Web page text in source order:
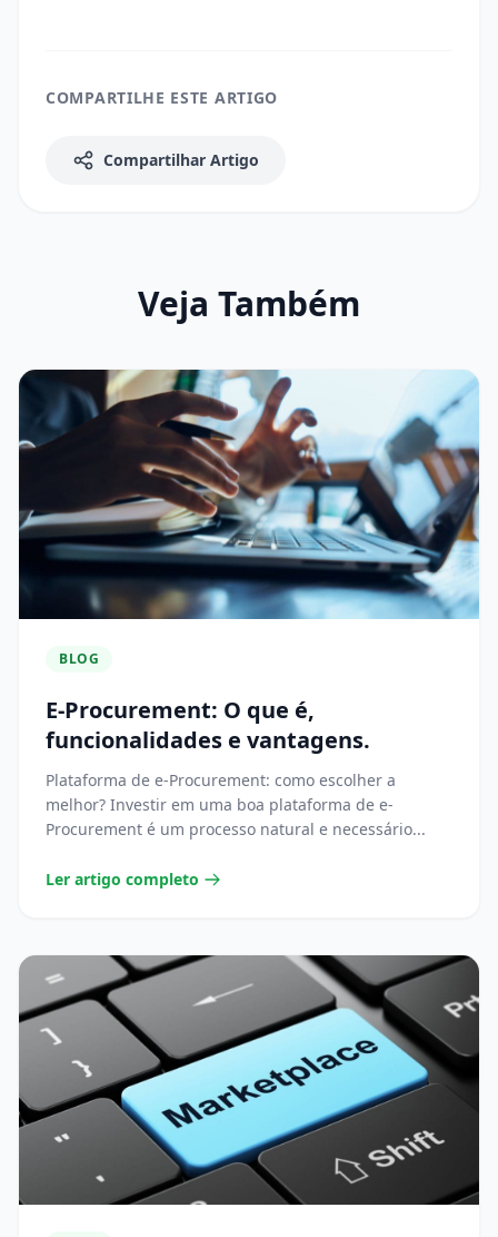
COMPARTILHE ESTE ARTIGO
Compartilhar Artigo
Veja Também
BLOG
E-Procurement: O que é,
funcionalidades e vantagens.
Plataforma de e-Procurement: como escolher a
melhor? Investir em uma boa plataforma de e-
Procurement é um processo natural e necessário...
Ler artigo completo